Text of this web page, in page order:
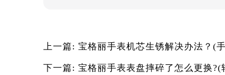
辽宁省阜新市海州区解放
辽宁省葫芦岛市连山区中
上一篇: 宝格丽手表机芯生锈解决办法？(
下一篇: 宝格丽手表表盘摔碎了怎么更换?(